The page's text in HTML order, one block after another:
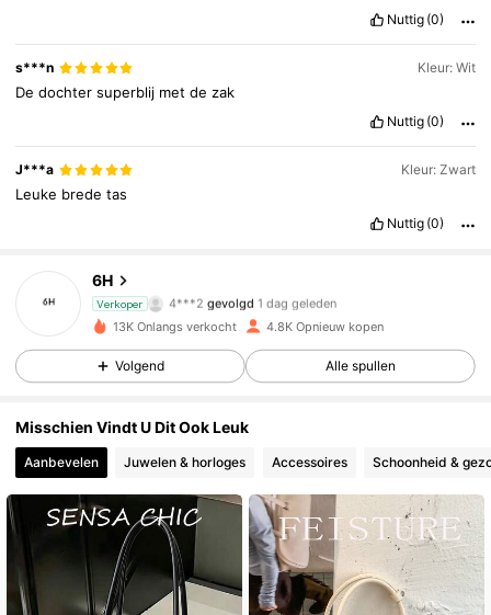
Nuttig (0)
s***n Kleur: Wit
Dedochtersuperblij metde zak
Nuttig (0)
J***a Kleur: Zwart
Leuke bredetas
Nuttig (0)
6H
Verkoper
4.79
3.5K Volgers
4.79 3.5K Volgers
4.79
4.79 3.5K Volgers
4.79 3.5K Volgers
13K Onlangs verkocht 4.8K Opnieuw kopen
Volgend Alle spullen
Misschien Vindt U Dit Ook Leuk
Aanbevelen Juwelen & horloges Accessoires Schoonheid &